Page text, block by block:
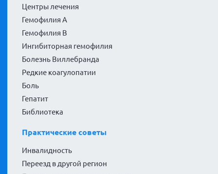
Центры лечения
Гемофилия А
Гемофилия В
Ингибиторная гемофилия
Болезнь Виллебранда
Редкие коагулопатии
Боль
Гепатит
Библиотека
Практические советы
Инвалидность
Переезд в другой регион